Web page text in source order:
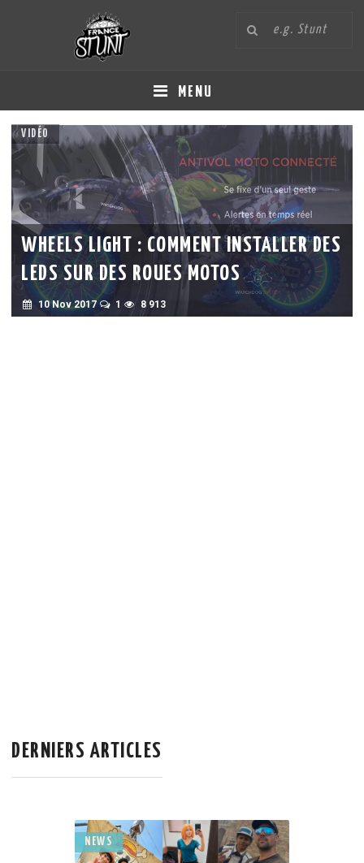
MENU
VIDÉO
WHEELS LIGHT : COMMENT INSTALLER DES
LEDS SUR DES ROUES MOTOS
10 Nov 2017 1 8 913
DERNIERS ARTICLES
NEWS